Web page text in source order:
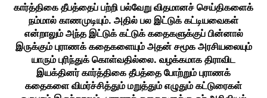
கார்த்திகை தீபத்தைப் பற்றி பல்வேறு விதமானச் செய்திகளைக்
நம்மால் காணமுடியும். அதில் பல இட்டுக் கட்டியவைகள்
என்றாலும் அந்த இட்டுக் கட்டுக் கதைகளுக்குப் பின்னால்
இருக்கும் புராணக் கதைகளையும் அதன் சமூக அரசியலையும்
யாரும் புரிந்துக் கொள்வதில்லை. வழக்கமாக திராவிட
இயக்தினர் கார்த்திகை தீபத்தை போற்றும் புராணக்
கதைகளை விமர்ச்சித்தும் மறுத்தும் எழுதும் கட்டுரைகள்